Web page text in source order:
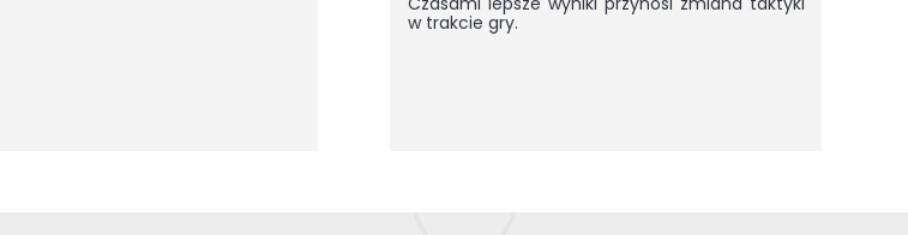
w trakcie gry.